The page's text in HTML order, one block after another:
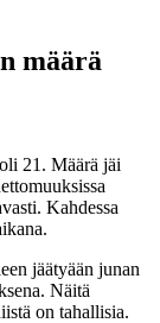
määrä
21. Määrä jäi
Kahdessa
jäätyään junan
Näitä
on tahallisia.